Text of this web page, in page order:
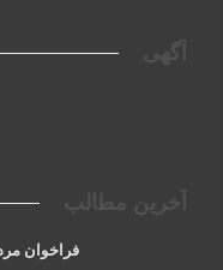
فراخوان